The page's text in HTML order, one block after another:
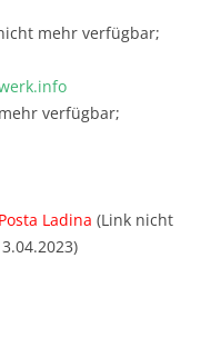
mehr verfügbar;
verfügbar;
Ladina (Link nicht